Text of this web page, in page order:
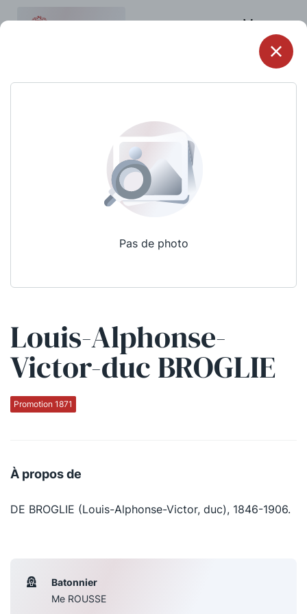
Menu
Pas de photo
Louis-Alphonse-
Victor-duc BROGLIE
Promotion 1871
À propos de
DE BROGLIE (Louis-Alphonse-Victor, duc), 1846-1906.
Batonnier
Me ROUSSE
Qui sommes-nous ?
La Conférence
La défense pénale
Le Concours de la Conférence
La Petite Conférence